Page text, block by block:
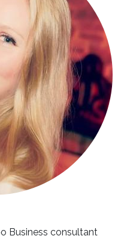
Business consultant